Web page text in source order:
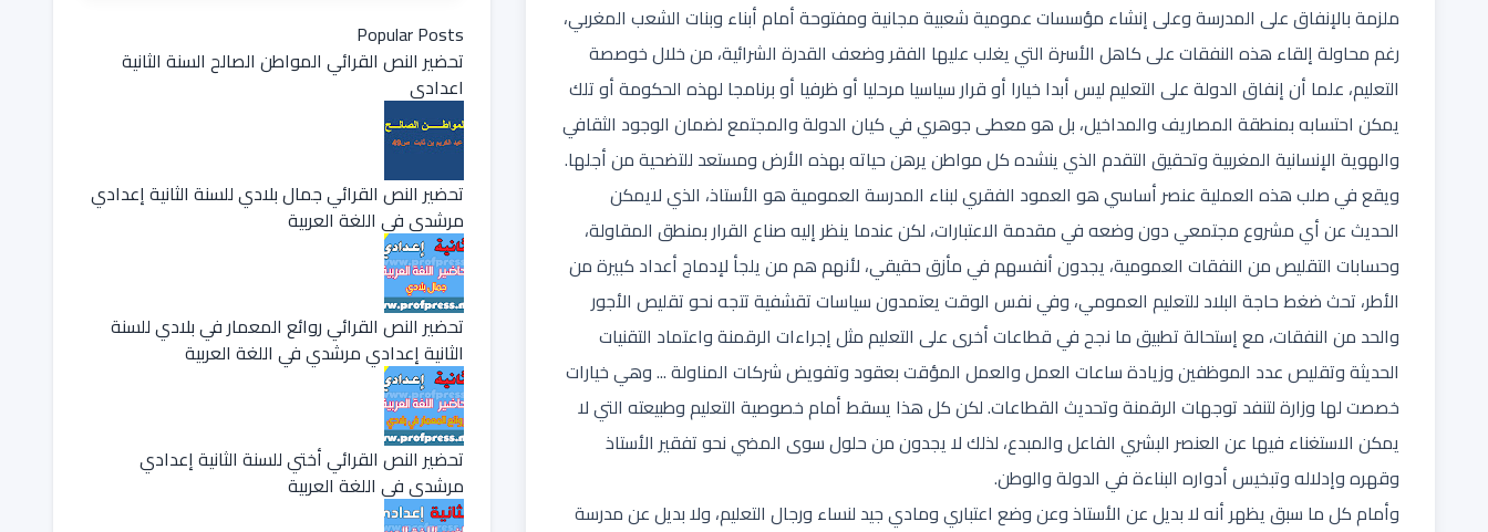
ملزمة بالإنفاق على المدرسة وعلى إنشاء مؤسسات عمومية شعبية مجانية ومفتوحة أمام أبناء وبنات الشعب المغربي،
رغم محاولة إلقاء هذه النفقات على كاهل الأسرة التي يغلب عليها الفقر وضعف القدرة الشرائية، من خلال خوصصة
التعليم، علما أن إنفاق الدولة على التعليم ليس أبدا خيارا أو قرار سياسيا مرحليا أو ظرفيا أو برنامجا لهذه الحكومة أو تلك
يمكن احتسابه بمنطقة المصاريف والمداخيل، بل هو معطى جوهري في كيان الدولة والمجتمع لضمان الوجود الثقافي
والهوية الإنسانية المغربية وتحقيق التقدم الذي ينشده كل مواطن يرهن حياته بهذه الأرض ومستعد للتضحية من أجلها.
ويقع في صلب هذه العملية عنصر أساسي هو العمود الفقري لبناء المدرسة العمومية هو الأستاذ، الذي لايمكن
الحديث عن أي مشروع مجتمعي دون وضعه في مقدمة الاعتبارات، لكن عندما ينظر إليه صناع القرار بمنطق المقاولة،
وحسابات التقليص من النفقات العمومية، يجدون أنفسهم في مأزق حقيقي، لأنهم هم من يلجأ لإدماج أعداد كبيرة من
الأطر، تحث ضغط حاجة البلاد للتعليم العمومي، وفي نفس الوقت يعتمدون سياسات تقشفية تتجه نحو تقليص الأجور
والحد من النفقات، مع إستحالة تطبيق ما نجح في قطاعات أخرى على التعليم مثل إجراءات الرقمنة واعتماد التقنيات
الحديثة وتقليص عدد الموظفين وزيادة ساعات العمل والعمل المؤقت بعقود وتفويض شركات المناولة ... وهي خيارات
خصصت لها وزارة لتنفد توجهات الرقمنة وتحديث القطاعات. لكن كل هذا يسقط أمام خصوصية التعليم وطبيعته التي لا
يمكن الاستغناء فيها عن العنصر البشري الفاعل والمبدع، لذلك لا يجدون من حلول سوى المضي نحو تفقير الأستاذ
وقهره وإدلاله وتبخيس أدواره البناءة في الدولة والوطن.
وأمام كل ما سبق يظهر أنه لا بديل عن الأستاذ وعن وضع اعتباري ومادي جيد لنساء ورجال التعليم، ولا بديل عن مدرسة
Popular Posts
تحضير النص القرائي المواطن الصالح السنة الثانية
اعدادي
تحضير النص القرائي جمال بلادي للسنة الثانية إعدادي
مرشدي في اللغة العربية
تحضير النص القرائي روائع المعمار في بلادي للسنة
الثانية إعدادي مرشدي في اللغة العربية
تحضير النص القرائي أختي للسنة الثانية إعدادي
مرشدي في اللغة العربية